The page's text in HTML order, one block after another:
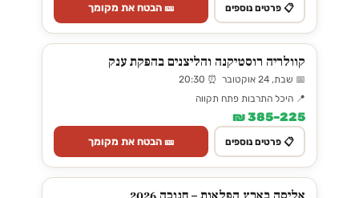
📋 פרטים נוספים 🎫 הבטח את מקומך
קוולריה רוסטיקנה והליצנים בהפקת ענק
📅 שבת, 24 אוקטובר ⏰ 20:30
📍 היכל התרבות פתח תקווה
225–385 ₪
📋 פרטים נוספים 🎫 הבטח את מקומך